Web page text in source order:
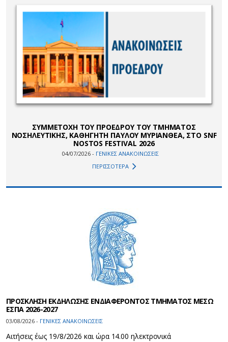
ΣΥΜΜΕΤΟΧΗ ΤΟΥ ΠΡΟΕΔΡΟΥ ΤΟΥ ΤΜΗΜΑΤΟΣ
ΝΟΣΗΛΕΥΤΙΚΗΣ, ΚΑΘΗΓΗΤΗ ΠΑΥΛΟΥ ΜΥΡΙΑΝΘΕΑ, ΣΤΟ SNF
NOSTOS FESTIVAL 2026
04/07/2026 - ΓΕΝΙΚΕΣ ΑΝΑΚΟΙΝΩΣΕΙΣ
ΠΕΡΙΣΣΟΤΕΡΑ
ΠΡΟΣΚΛΗΣΗ ΕΚΔΗΛΩΣΗΣ ΕΝΔΙΑΦΕΡΟΝΤΟΣ ΤΜΗΜΑΤΟΣ ΜΕΣΩ
ΕΣΠΑ 2026-2027
03/08/2026 - ΓΕΝΙΚΕΣ ΑΝΑΚΟΙΝΩΣΕΙΣ
Αιτήσεις έως 19/8/2026 και ώρα 14.00 ηλεκτρονικά